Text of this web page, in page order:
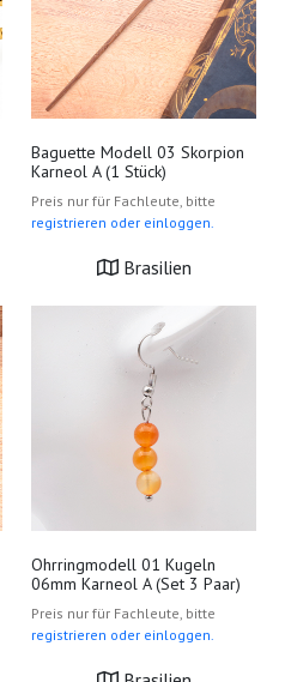
Baguette Modell 03 Skorpion
Karneol A (1 Stück)
Preis nur für Fachleute, bitte
registrieren oder einloggen.
Brasilien
Ohrringmodell 01 Kugeln
06mm Karneol A (Set 3 Paar)
Preis nur für Fachleute, bitte
registrieren oder einloggen.